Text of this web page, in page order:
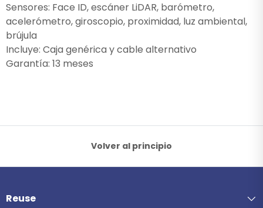
Sensores: Face ID, escáner LiDAR, barómetro,
acelerómetro, giroscopio, proximidad, luz ambiental,
brújula
Incluye: Caja genérica y cable alternativo
Garantía: 13 meses
Volver al principio
Reuse